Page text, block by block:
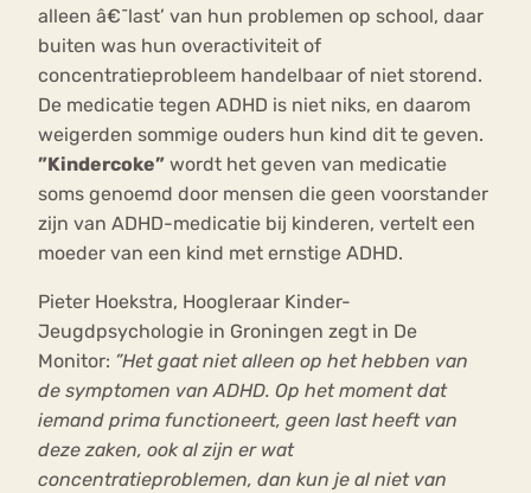
alleen â€˜last’ van hun problemen op school, daar
buiten was hun overactiviteit of
concentratieprobleem handelbaar of niet storend.
De medicatie tegen ADHD is niet niks, en daarom
weigerden sommige ouders hun kind dit te geven.
”Kindercoke” wordt het geven van medicatie
soms genoemd door mensen die geen voorstander
zijn van ADHD-medicatie bij kinderen, vertelt een
moeder van een kind met ernstige ADHD.
Pieter Hoekstra, Hoogleraar Kinder-
Jeugdpsychologie in Groningen zegt in De
Monitor: ”Het gaat niet alleen op het hebben van
de symptomen van ADHD. Op het moment dat
iemand prima functioneert, geen last heeft van
deze zaken, ook al zijn er wat
concentratieproblemen, dan kun je al niet van